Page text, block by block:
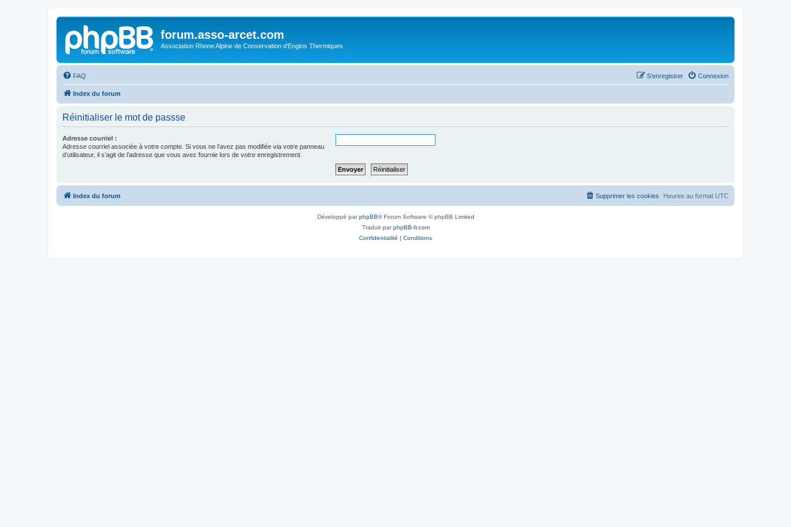
forum.asso-arcet.com
Association Rhone Alpine de Conservation d'Engins Thermiques
FAQ Connexion
S’enregistrer
Index du forum
Réinitialiser le mot de passse
Adresse courriel :
Adresse courriel associée à votre compte. Si vous ne l’avez pas modifiée via votre panneau
d’utilisateur, il s’agit de l’adresse que vous avez fournie lors de votre enregistrement.
Index du forum Heures au format UTC
Supprimer les cookies
Développé parphpBB® Forum Software © phpBB Limited
Traduit parphpBB-fr.com
Confidentialité | Conditions